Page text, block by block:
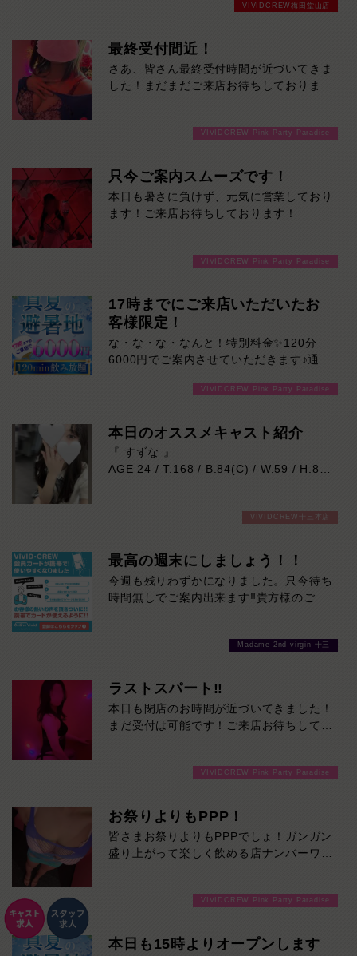
気になった方は、ぜひお早めに会いに来て
VIVIDCREW梅田堂山店
最終受付間近！
さあ、皆さん最終受付時間が近づいてきま
した！まだまだご来店お待ちしておりま
VIVIDCREW Pink Party Paradise
只今ご案内スムーズです！
本日も暑さに負けず、元気に営業しており
ます！ご来店お待ちしております！
VIVIDCREW Pink Party Paradise
17時までにご来店いただいたお
客様限定！
な・な・な・なんと！特別料金✨120分
6000円でご案内させていただきます♪通常
きます！是非ご来店お待ちしております！
VIVIDCREW Pink Party Paradise
本日のオススメキャスト紹介
『 すずな 』
AGE 24 / T.168 / B.84(C) / W.59 / H.86
おっとりとした癒し系の女の子です。
業界未経験で少し緊張気味ではありますが
一生懸命に向き合おうとする姿が、守って
あげたくなる可愛さ。
たい方に、ぜひおすすめです。
VIVIDCREW十三本店
最高の週末にしましょう！！
今週も残りわずかになりました。只今待ち
時間無しでご案内出来ます‼貴方様のご来
Madame 2nd virgin 十三
ラストスパート‼
本日も閉店のお時間が近づいてきました！
まだ受付は可能です！ご来店お待ちしてお
VIVIDCREW Pink Party Paradise
お祭りよりもPPP！
皆さまお祭りよりもPPPでしょ！ガンガン
盛り上がって楽しく飲める店ナンバーワン
VIVIDCREW Pink Party Paradise
本日も15時よりオープンします